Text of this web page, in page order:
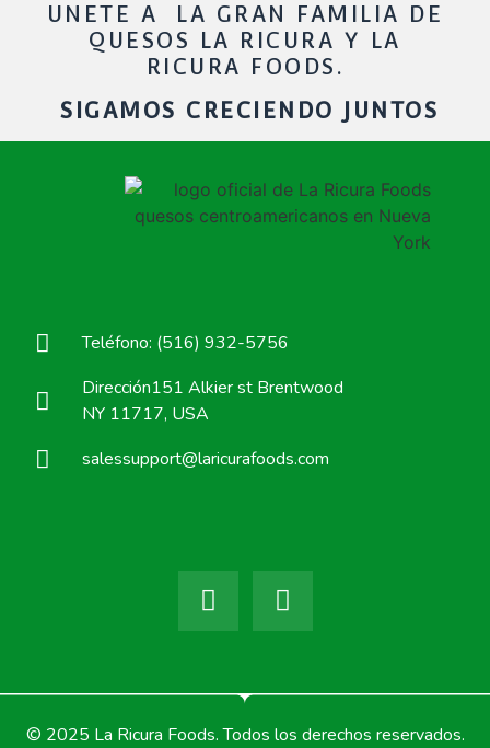
UNETE A LA GRAN FAMILIA DE
QUESOS LA RICURA Y LA
RICURA FOODS.
SIGAMOS CRECIENDO JUNTOS
Teléfono: (516) 932-5756
Dirección151 Alkier st Brentwood
NY 11717, USA
salessupport@laricurafoods.com
© 2025 La Ricura Foods. Todos los derechos reservados.